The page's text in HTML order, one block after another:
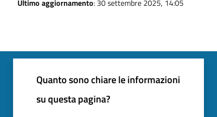
Ultimo aggiornamento: 30 settembre 2025, 14:05
Quanto sono chiare le informazioni
su questa pagina?